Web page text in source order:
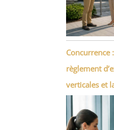
Concurrence
règlement
verticales et